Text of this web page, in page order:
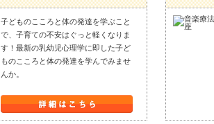
子どものこころと体の発達を学ぶこと
で、子育ての不安はぐっと軽くなりま
す！最新の乳幼児心理学に即した子ど
ものこころと体の発達を学んでみませ
んか。